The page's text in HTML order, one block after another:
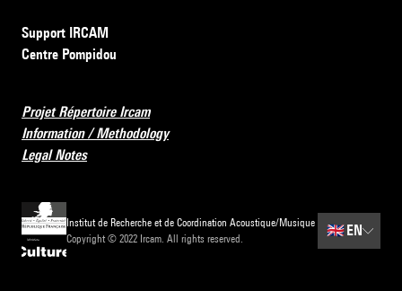
Support IRCAM
Centre Pompidou
Projet Répertoire Ircam
Information / Methodology
Legal Notes
Institut de Recherche et de Coordination Acoustique/Musique
Copyright © 2022 Ircam. All rights reserved.
🇬🇧 EN